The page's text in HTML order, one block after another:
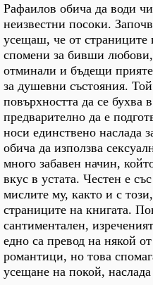
Рафаилов обича да води
неизвестни посоки.
усещаш, че от страниците
спомени за бивши любови,
отминали и бъдещи
за душевни състояния.
повърхността да се бухва
предварително да е
носи единствено наслада
обича да използва
много забавен начин,
вкус в устата. Честен е
мислите му, както и с
страниците на книгата.
сантиментален,
едно са превод на някой
романтици, но това
усещане на покой,